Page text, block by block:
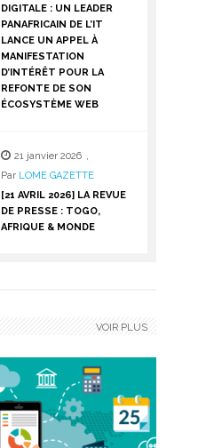
DIGITALE : UN LEADER
PANAFRICAIN DE L’IT
LANCE UN APPEL À
MANIFESTATION
D’INTÉRÊT POUR LA
REFONTE DE SON
ÉCOSYSTÈME WEB
21 janvier 2026 ,
Par LOME GAZETTE
[21 AVRIL 2026] LA REVUE
DE PRESSE : TOGO,
AFRIQUE & MONDE
VOIR PLUS